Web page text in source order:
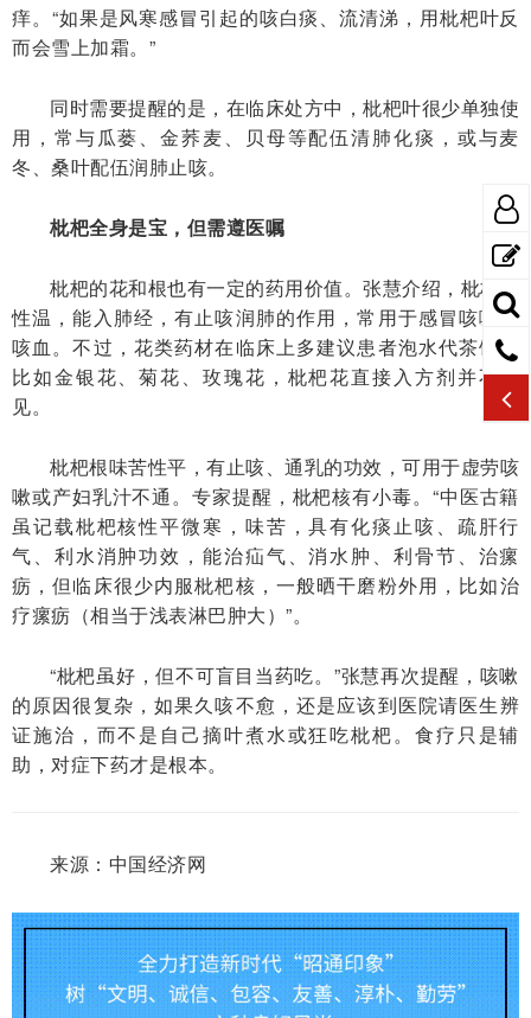
痒。“如果是风寒感冒引起的咳白痰、流清涕，用枇杷叶反
而会雪上加霜。”
同时需要提醒的是，在临床处方中，枇杷叶很少单独使
用，常与瓜蒌、金荞麦、贝母等配伍清肺化痰，或与麦
冬、桑叶配伍润肺止咳。
枇杷全身是宝，但需遵医嘱
枇杷的花和根也有一定的药用价值。张慧介绍，枇杷花
性温，能入肺经，有止咳润肺的作用，常用于感冒咳嗽或
咳血。不过，花类药材在临床上多建议患者泡水代茶饮，
比如金银花、菊花、玫瑰花，枇杷花直接入方剂并不常
见。
枇杷根味苦性平，有止咳、通乳的功效，可用于虚劳咳
嗽或产妇乳汁不通。专家提醒，枇杷核有小毒。“中医古籍
虽记载枇杷核性平微寒，味苦，具有化痰止咳、疏肝行
气、利水消肿功效，能治疝气、消水肿、利骨节、治瘰
疬，但临床很少内服枇杷核，一般晒干磨粉外用，比如治
疗瘰疬（相当于浅表淋巴肿大）”。
“枇杷虽好，但不可盲目当药吃。”张慧再次提醒，咳嗽
的原因很复杂，如果久咳不愈，还是应该到医院请医生辨
证施治，而不是自己摘叶煮水或狂吃枇杷。食疗只是辅
助，对症下药才是根本。
来源：中国经济网